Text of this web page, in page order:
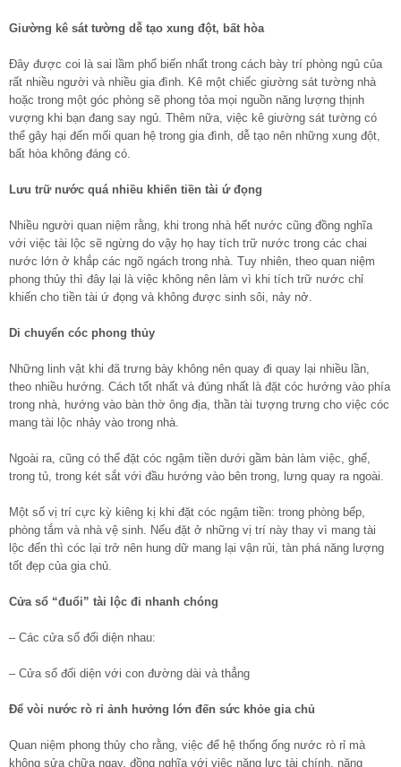
Giường kê sát tường dễ tạo xung đột, bất hòa
Đây được coi là sai lầm phổ biến nhất trong cách bày trí phòng ngủ của
rất nhiều người và nhiều gia đình. Kê một chiếc giường sát tường nhà
hoặc trong một góc phòng sẽ phong tỏa mọi nguồn năng lượng thịnh
vượng khi bạn đang say ngủ. Thêm nữa, việc kê giường sát tường có
thể gây hại đến mối quan hệ trong gia đình, dễ tạo nên những xung đột,
bất hòa không đáng có.
Lưu trữ nước quá nhiều khiến tiền tài ứ đọng
Nhiều người quan niệm rằng, khi trong nhà hết nước cũng đồng nghĩa
với việc tài lộc sẽ ngừng do vậy họ hay tích trữ nước trong các chai
nước lớn ở khắp các ngõ ngách trong nhà. Tuy nhiên, theo quan niệm
phong thủy thì đây lại là việc không nên làm vì khi tích trữ nước chỉ
khiến cho tiền tài ứ đọng và không được sinh sôi, nảy nở.
Di chuyển cóc phong thủy
Những linh vật khi đã trưng bày không nên quay đi quay lại nhiều lần,
theo nhiều hướng. Cách tốt nhất và đúng nhất là đặt cóc hướng vào phía
trong nhà, hướng vào bàn thờ ông địa, thần tài tượng trưng cho việc cóc
mang tài lộc nhảy vào trong nhà.
Ngoài ra, cũng có thể đặt cóc ngậm tiền dưới gầm bàn làm việc, ghế,
trong tủ, trong két sắt với đầu hướng vào bên trong, lưng quay ra ngoài.
Một số vị trí cực kỳ kiêng kị khi đặt cóc ngậm tiền: trong phòng bếp,
phòng tắm và nhà vệ sinh. Nếu đặt ở những vị trí này thay vì mang tài
lộc đến thì cóc lại trở nên hung dữ mang lại vận rủi, tàn phá năng lượng
tốt đẹp của gia chủ.
Cửa sổ “đuổi” tài lộc đi nhanh chóng
– Các cửa sổ đối diện nhau:
– Cửa sổ đối diện với con đường dài và thẳng
Để vòi nước rò rỉ ảnh hưởng lớn đến sức khỏe gia chủ
Quan niệm phong thủy cho rằng, việc để hệ thống ống nước rò rỉ mà
không sửa chữa ngay, đồng nghĩa với việc năng lực tài chính, năng